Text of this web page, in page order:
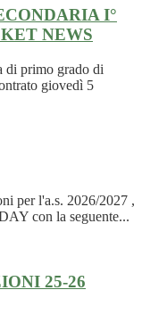
I°
NEWS
di primo grado di
giovedì 5
per l'a.s. 2026/2027 ,
con la seguente...
25-26